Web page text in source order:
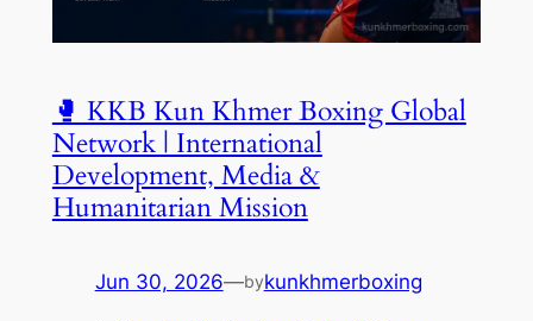
🥊 KKB Kun Khmer Boxing Global
Network | International
Development, Media &
Humanitarian Mission
Jun 30, 2026—bykunkhmerboxing